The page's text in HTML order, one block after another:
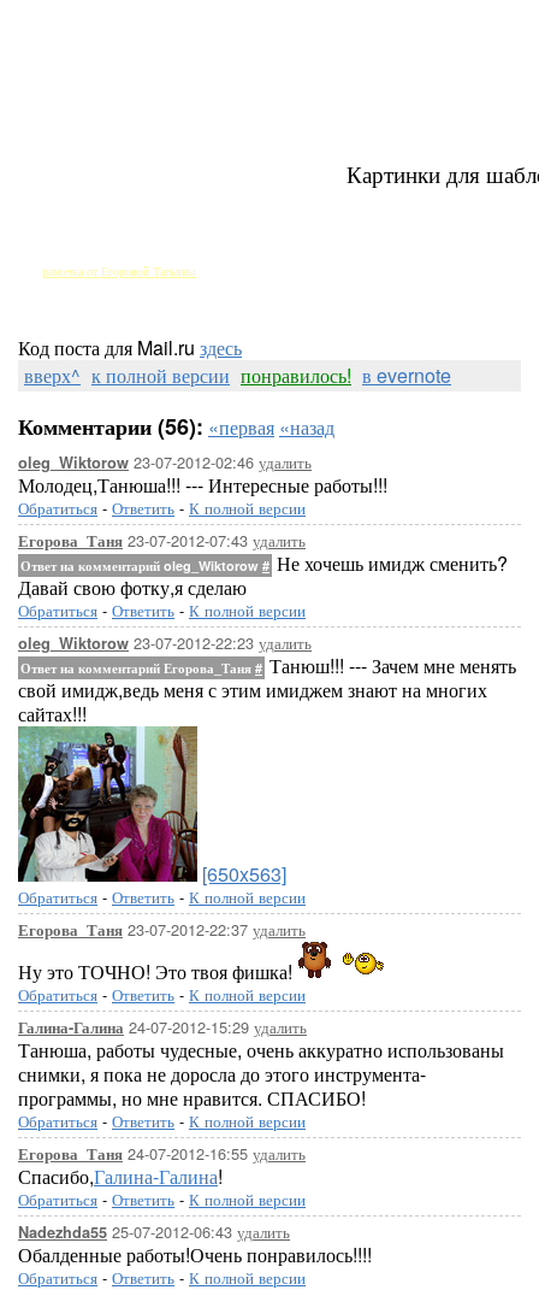
Картинки для
рамочка от Егоровой Татьяны
Код поста для Mail.ru здесь
вверх^ к полной версии понравилось! в evernote
Комментарии (56): «первая «назад
oleg_Wiktorow 23-07-2012-02:46 удалить
Молодец,Танюша!!! --- Интересные работы!!!
Обратиться - Ответить - К полной версии
Егорова_Таня 23-07-2012-07:43 удалить
Ответ на комментарий oleg_Wiktorow # Не хочешь имидж сменить?
Давай свою фотку,я сделаю
Обратиться - Ответить - К полной версии
oleg_Wiktorow 23-07-2012-22:23 удалить
Ответ на комментарий Егорова_Таня # Танюш!!! --- Зачем мне менять
свой имидж,ведь меня с этим имиджем знают на многих
сайтах!!!
[650x563]
Обратиться - Ответить - К полной версии
Егорова_Таня 23-07-2012-22:37 удалить
Ну это ТОЧНО! Это твоя фишка!
Обратиться - Ответить - К полной версии
Галина-Галина 24-07-2012-15:29 удалить
Танюша, работы чудесные, очень аккуратно использованы
снимки, я пока не доросла до этого инструмента-
программы, но мне нравится. СПАСИБО!
Обратиться - Ответить - К полной версии
Егорова_Таня 24-07-2012-16:55 удалить
Спасибо,Галина-Галина!
Обратиться - Ответить - К полной версии
Nadezhda55 25-07-2012-06:43 удалить
Обалденные работы!Очень понравилось!!!!
Обратиться - Ответить - К полной версии